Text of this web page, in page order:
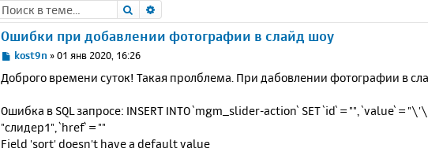
Поиск
Ошибки при добавлении фотографии в слайд шоу
С
о
щ
е
н
kost9n »01 янв 2020, 16:26
Доброго времени суток! Такая пролблема. При дабовлении фотографии в
Ошибка в SQL запросе: INSERT INTO `mgm_slider-action` SET `id` = "", `value` =
"слидер1", `href` = ""
Field 'sort' doesn't have a default value